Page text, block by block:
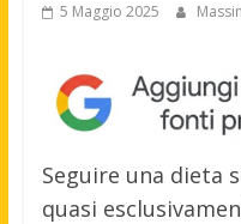
5 Maggio 2025
Seguire una dieta
quasi